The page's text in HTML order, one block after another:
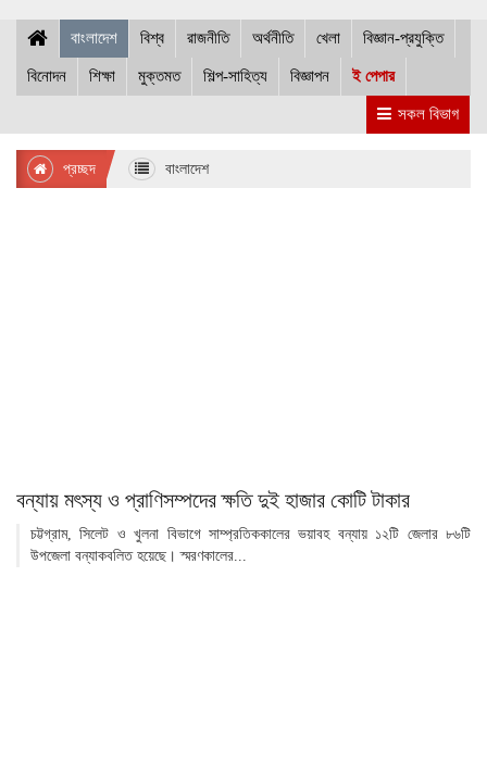
বাংলাদেশ বিশ্ব রাজনীতি অর্থনীতি খেলা বিজ্ঞান-প্রযুক্তি
বিনোদন শিক্ষা মুক্তমত শিল্প-সাহিত্য বিজ্ঞাপন ই পেপার
সকল বিভাগ
প্রচ্ছদ বাংলাদেশ
বন্যায় মৎস্য ও প্রাণিসম্পদের ক্ষতি দুই হাজার কোটি টাকার
চট্টগ্রাম, সিলেট ও খুলনা বিভাগে সাম্প্রতিককালের ভয়াবহ বন্যায় ১২টি জেলার ৮৬টি
উপজেলা বন্যাকবলিত হয়েছে। স্মরণকালের...